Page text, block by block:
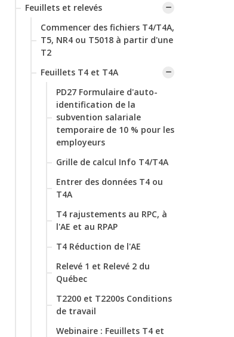
Feuillets et relevés
‌Commencer des fichiers T4/T4A,
T5, NR4 ou T5018 à partir d'une
T2
Feuillets T4 et T4A
PD27 Formulaire d'auto-
identification de la
subvention salariale
temporaire de 10 % pour les
employeurs
Grille de calcul Info T4/T4A
Entrer des données T4 ou
T4A
T4 rajustements au RPC, à
l'AE et au RPAP
‌T4 Réduction de l'AE
Relevé 1 et Relevé 2 du
Québec
T2200 et T2200s Conditions
de travail
Webinaire : Feuillets T4 et